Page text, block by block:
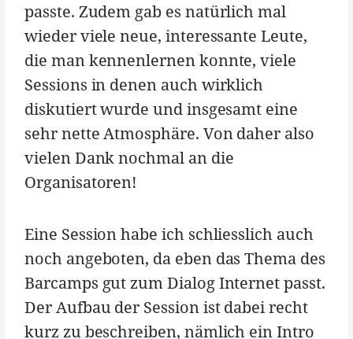
passte. Zudem gab es natürlich mal
wieder viele neue, interessante Leute,
die man kennenlernen konnte, viele
Sessions in denen auch wirklich
diskutiert wurde und insgesamt eine
sehr nette Atmosphäre. Von daher also
vielen Dank nochmal an die
Organisatoren!
Eine Session habe ich schliesslich auch
noch angeboten, da eben das Thema des
Barcamps gut zum Dialog Internet passt.
Der Aufbau der Session ist dabei recht
kurz zu beschreiben, nämlich ein Intro